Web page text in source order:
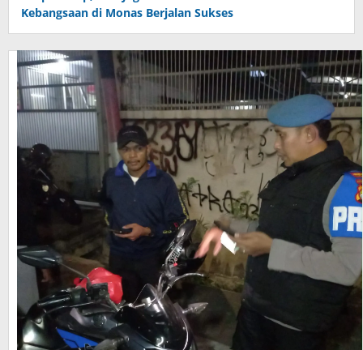
Kebangsaan di Monas Berjalan Sukses